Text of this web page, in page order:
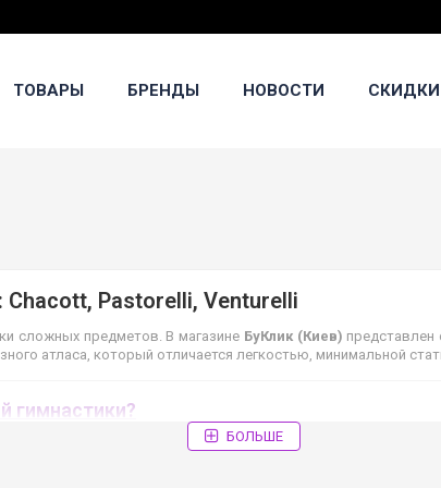
ТОВАРЫ БРЕНДЫ НОВОСТИ СКИДКИ
Pastorelli, Venturelli
сложных предметов. В магазине БуКлик (Киев)
атласа, который отличается легкостью, минимальной
гимнастики?
ухаживать за предметом, чтобы он не терял форму.
БОЛЬШЕ